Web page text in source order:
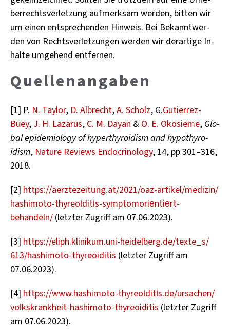
ber­rechts­ver­let­zung auf­merk­sam wer­den, bit­ten wir
um einen ent­spre­chen­den Hin­weis. Bei Be­kannt­wer­
den von Rechts­ver­let­zun­gen wer­den wir der­ar­ti­ge In­
hal­te um­ge­hend ent­fer­nen.
Quel­len­an­ga­ben
[1] P. N. Tay­lor, D. Al­brecht,A. Scholz, G.Gu­tier­rez-
Buey, J. H. La­za­rus, C. M. Dayan & O. E. Oko­sie­me, Glo­
bal epi­de­mio­lo­gy of hy­per­thy­ro­idism and hy­po­thy­ro­
idism, Na­tu­re Re­views En­do­cri­no­lo­gy, 14, pp 301–316,
2018.
[2] https://​aer​ztez​eitu​ng.​at/​2021/​oaz-​artikel/​medizin/​
hashimoto-​thy​reoi​diti​s-​sym​ptom​orie​ntie​rt-​
behandeln/ (letz­ter Zu­griff am 07.06.2023).
[3] https://​eliph.​klinikum.​uni-​heidelberg.​de/​texte_​s/​
613/​hashimoto-​thyreoiditis (letz­ter Zu­griff am
07.06.2023).
[4] https://​www.​hashimoto-​thy​reoi​diti​s.​de/​ursachen/​
vol​kskr​ankh​eit-​hashimoto-​thyreoiditis (letz­ter Zu­griff
am 07.06.2023).